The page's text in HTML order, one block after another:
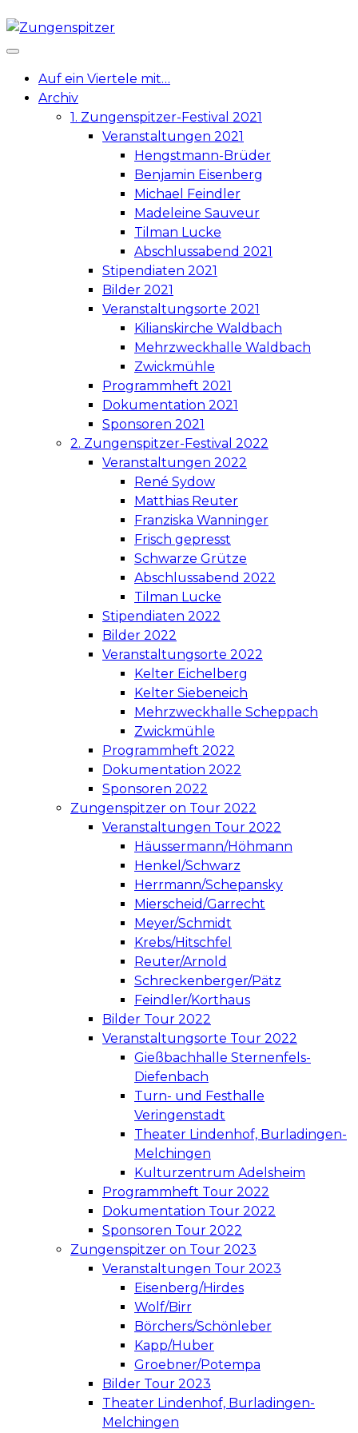
Skip
to
content
Auf ein Viertele mit…
Archiv
1. Zungenspitzer-Festival 2021
Veranstaltungen 2021
Hengstmann-Brüder
Benjamin Eisenberg
Michael Feindler
Madeleine Sauveur
Tilman Lucke
Abschlussabend 2021
Stipendiaten 2021
Bilder 2021
Veranstaltungsorte 2021
Kilianskirche Waldbach
Mehrzweckhalle Waldbach
Zwickmühle
Programmheft 2021
Dokumentation 2021
Sponsoren 2021
2. Zungenspitzer-Festival 2022
Veranstaltungen 2022
René Sydow
Matthias Reuter
Franziska Wanninger
Frisch gepresst
Schwarze Grütze
Abschlussabend 2022
Tilman Lucke
Stipendiaten 2022
Bilder 2022
Veranstaltungsorte 2022
Kelter Eichelberg
Kelter Siebeneich
Mehrzweckhalle Scheppach
Zwickmühle
Programmheft 2022
Dokumentation 2022
Sponsoren 2022
Zungenspitzer on Tour 2022
Veranstaltungen Tour 2022
Häussermann/Höhmann
Henkel/Schwarz
Herrmann/Schepansky
Mierscheid/Garrecht
Meyer/Schmidt
Krebs/Hitschfel
Reuter/Arnold
Schreckenberger/Pätz
Feindler/Korthaus
Bilder Tour 2022
Veranstaltungsorte Tour 2022
Gießbachhalle Sternenfels-
Diefenbach
Turn- und Festhalle
Veringenstadt
Theater Lindenhof, Burladingen-
Melchingen
Kulturzentrum Adelsheim
Programmheft Tour 2022
Dokumentation Tour 2022
Sponsoren Tour 2022
Zungenspitzer on Tour 2023
Veranstaltungen Tour 2023
Eisenberg/Hirdes
Wolf/Birr
Börchers/Schönleber
Kapp/Huber
Groebner/Potempa
Bilder Tour 2023
Theater Lindenhof, Burladingen-
Melchingen